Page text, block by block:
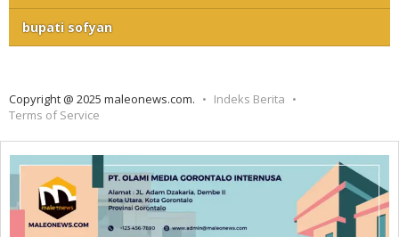
bupati sofyan
Copyright @ 2025 maleonews.com.
Indeks Berita
Terms of Service